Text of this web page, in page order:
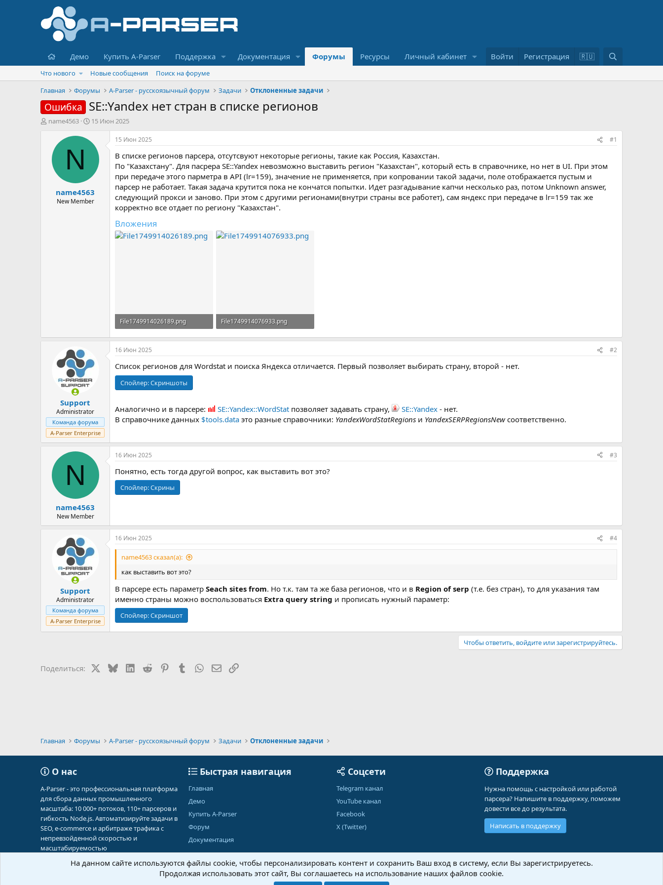
Главная
Демо Купить A-Parser Поддержка Документация Форумы Ресурсы Личный кабинет Войти Регистрация 🇷🇺
о
Что нового Новые сообщения
Поиск на форуме
Главная
Форумы A-Parser - русскоязычный форум Задачи Отклоненные задачи
Ошибка SE::Yandex нет стран в списке регионов
А
name4563
Д
а
ч
л
а
15 Июн 2025
N
name4563
New Member
15 Июн 2025 #1
В списке регионов парсера, отсутсвуют некоторые регионы, такие как Россия, Казахстан.
По "Казахстану". Для пасрера SE::Yandex невозможно выставить регион "Казахстан", который есть в справочнике, но нет в UI. При этом
при передаче этого парметра в API (lr=159), значение не применяется, при копровании такой задачи, поле отображается пустым и
парсер не работает. Такая задача крутится пока не кончатся попытки. Идет разгадывание капчи несколько раз, потом Unknown answer,
следующий прокси и заново. При этом с другими регионами(внутри страны все работет), сам яндекс при передаче в lr=159 так же
корректно все отдает по региону "Казахстан".
Вложения
File1749914026189.png
191,8 КБ · Просмотры: 3
File1749914076933.png
108,1 КБ · Просмотры: 3
Support
Administrator
Команда форума
A-Parser Enterprise
16 Июн 2025 #2
Список регионов для Wordstat и поиска Яндекса отличается. Первый позволяет выбирать страну, второй - нет.
Спойлер:Скриншоты
Аналогично и в парсере: SE::Yandex::WordStat позволяет задавать страну, SE::Yandex - нет.
В справочнике данных $tools.data это разные справочники: YandexWordStatRegions и YandexSERPRegionsNewсоответственно.
N
name4563
New Member
16 Июн 2025 #3
Понятно, есть тогда другой вопрос, как выставить вот это?
Спойлер:Скрины
Support
Administrator
Команда форума
A-Parser Enterprise
16 Июн 2025 #4
name4563 сказал(а):
как выставить вот это?
В парсере есть параметр Seach sites from. Но т.к. там та же база регионов, что и в Region of serp (т.е. без стран), то для указания там
именно страны можно воспользоваться Extra query string и прописать нужный параметр:
Спойлер:Скриншот
Чтобы ответить, войдите или зарегистрируйтесь.
Поделиться: BlueskyLinkedIn
Reddit PinterestTumblrWhatsAppЭлектронная почта
Ссылка
Главная Форумы A-Parser - русскоязычный форум Задачи Отклоненные задачи
О нас
A-Parser - это профессиональная платформа
для сбора данных промышленного
масштаба: 10 000+ потоков, 110+ парсеров и
гибкость Node.js. Автоматизируйте задачи в
SEO, e-commerce и арбитраже трафика с
непревзойденной скоростью и
масштабируемостью
Быстрая навигация
Главная
Демо
Купить A-Parser
Форум
Документация
Соцсети
Telegram канал
YouTube канал
Facebook
X (Twitter)
Поддержка
Нужна помощь с настройкой или работой
парсера? Напишите в поддержку, поможем
довести все до результата.
Написать в поддержку
Обратная связь Условия и правила Политика конфиденциальности
На данном сайте используются файлы cookie, чтобы персонализировать контент и сохранить Ваш вход в систему, если Вы зарегистрируетесь.
Продолжая использовать этот сайт, Вы соглашаетесь на использование наших файлов cookie.